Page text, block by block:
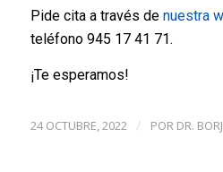
Pide cita a través denuestra
teléfono 945 17 41 71.
¡Te esperamos!
24 OCTUBRE, 2022 / POR DR.